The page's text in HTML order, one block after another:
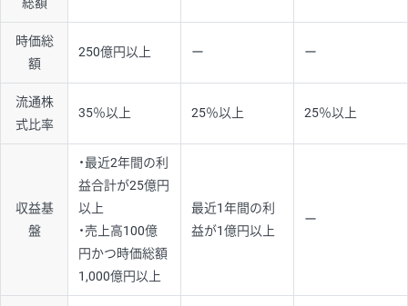
時価総
額
250億円以上 ー ー
流通株
式比率
35％以上 25％以上 25％以上
収益基
盤
・最近2年間の利
益合計が25億円
以上
・売上高100億
円かつ時価総額
1,000億円以上
最近1年間の利
益が1億円以上
ー